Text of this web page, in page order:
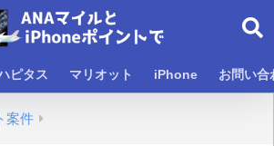
ピタス マリオット iPhone お問い合
案件